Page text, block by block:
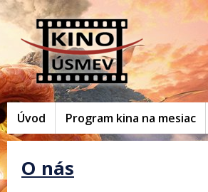
Úvod Program kina na mesiac
O nás